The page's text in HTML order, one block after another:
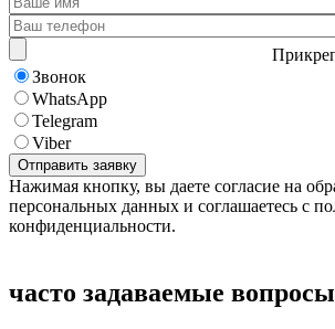
Звонок
WhatsApp
Telegram
Viber
Нажимая кнопку, вы даете согласие на
персональных данных и соглашаетесь с
конфиденциальности.
часто задаваемые вопросы